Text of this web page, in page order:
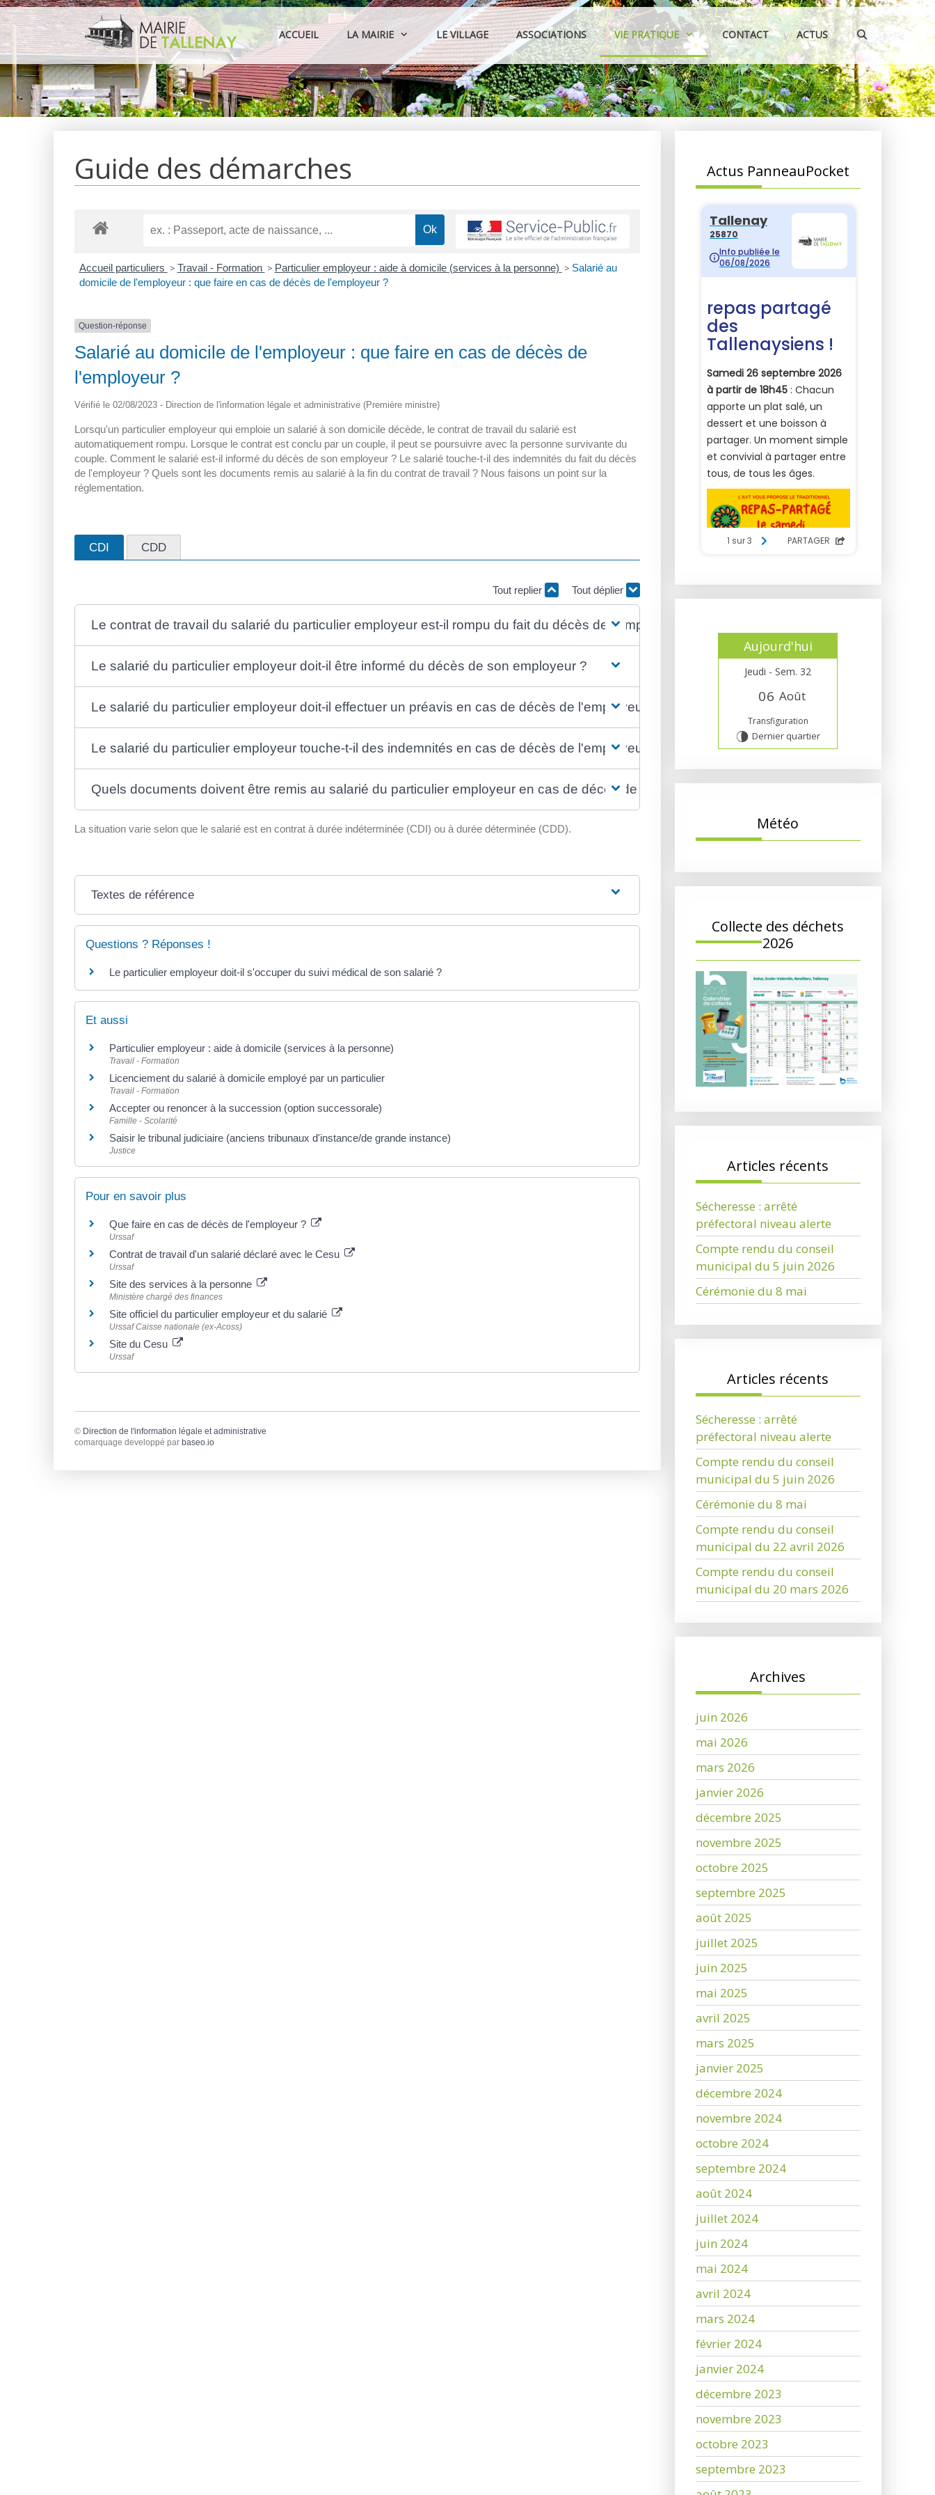
Aller
au
contenu
ACCUEIL LA MAIRIE LE VILLAGE ASSOCIATIONS VIE PRATIQUE CONTACT ACTUS
Guide des démarches
Accueil particuliers > Travail - Formation > Particulier employeur : aide à domicile (services à la personne) > Salarié au
domicile de l'employeur : que faire en cas de décès de l'employeur ?
Question-réponse
Salarié au domicile de l'employeur : que faire en cas de décès de
l'employeur ?
Vérifié le 02/08/2023 - Direction de l'information légale et administrative (Première ministre)
Lorsqu'un particulier employeur qui emploie un salarié à son domicile décède, le contrat de travail du salarié est
automatiquement rompu. Lorsque le contrat est conclu par un couple, il peut se poursuivre avec la personne survivante du
couple. Comment le salarié est-il informé du décès de son employeur ? Le salarié touche-t-il des indemnités du fait du décès
de l'employeur ? Quels sont les documents remis au salarié à la fin du contrat de travail ? Nous faisons un point sur la
réglementation.
CDI CDD
Tout replier Tout déplier
Le contrat de travail du salarié du particulier employeur est-il rompu du fait du décès de l'employeur ?
Le salarié du particulier employeur doit-il être informé du décès de son employeur ?
Le salarié du particulier employeur doit-il effectuer un préavis en cas de décès de l'employeur ?
Le salarié du particulier employeur touche-t-il des indemnités en cas de décès de l'employeur ?
Quels documents doivent être remis au salarié du particulier employeur en cas de décès de l'employeur ?
La situation varie selon que le salarié est en contrat à durée indéterminée (CDI) ou à durée déterminée (CDD).
Textes de référence
Questions ? Réponses !
Le particulier employeur doit-il s'occuper du suivi médical de son salarié ?
Et aussi
Particulier employeur : aide à domicile (services à la personne)
Travail - Formation
Licenciement du salarié à domicile employé par un particulier
Travail - Formation
Accepter ou renoncer à la succession (option successorale)
Famille - Scolarité
Saisir le tribunal judiciaire (anciens tribunaux d'instance/de grande instance)
Justice
Pour en savoir plus
Que faire en cas de décès de l'employeur ?
Urssaf
Contrat de travail d'un salarié déclaré avec le Cesu
Urssaf
Site des services à la personne
Ministère chargé des finances
Site officiel du particulier employeur et du salarié
Urssaf Caisse nationale (ex-Acoss)
Site du Cesu
Urssaf
© Direction de l'information légale et administrative
comarquage developpé par baseo.io
Actus PanneauPocket
Aujourd'hui
Jeudi - Sem. 32
06 Août
Transfiguration
U Dernier quartier
Météo
Collecte des déchets
2026
Articles récents
Sécheresse : arrêté
préfectoral niveau alerte
Compte rendu du conseil
municipal du 5 juin 2026
Cérémonie du 8 mai
Articles récents
Sécheresse : arrêté
préfectoral niveau alerte
Compte rendu du conseil
municipal du 5 juin 2026
Cérémonie du 8 mai
Compte rendu du conseil
municipal du 22 avril 2026
Compte rendu du conseil
municipal du 20 mars 2026
Archives
juin 2026
mai 2026
mars 2026
janvier 2026
décembre 2025
novembre 2025
octobre 2025
septembre 2025
août 2025
juillet 2025
juin 2025
mai 2025
avril 2025
mars 2025
janvier 2025
décembre 2024
novembre 2024
octobre 2024
septembre 2024
août 2024
juillet 2024
juin 2024
mai 2024
avril 2024
mars 2024
février 2024
janvier 2024
décembre 2023
novembre 2023
octobre 2023
septembre 2023